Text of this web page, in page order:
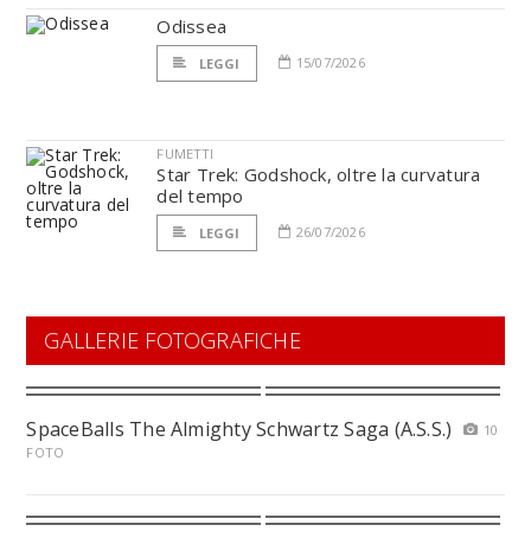
Odissea
LEGGI 15/07/2026
FUMETTI
Star Trek: Godshock, oltre la curvatura
del tempo
LEGGI 26/07/2026
GALLERIE FOTOGRAFICHE
SpaceBalls The Almighty Schwartz Saga (A.S.S.)
10
FOTO